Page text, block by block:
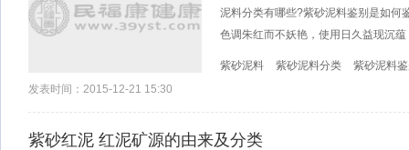
泥料分类有哪些?紫砂泥料鉴别是如何
色调朱红而不妖艳，使用日久益现沉蕴
紫砂泥料 紫砂泥料分类
紫砂泥料
发表时间：2015-12-21 15:30
紫砂红泥 红泥矿源的由来及分类